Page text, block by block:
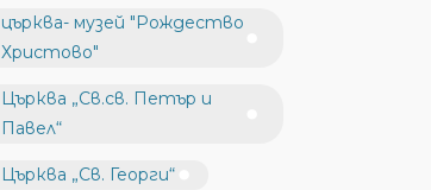
църква- музей "Рождество
Христово"
Църква „Св.св. Петър и
Павел“
Църква „Св. Георги“